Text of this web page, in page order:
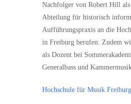
Nachfolger von Robert Hill als
Abteilung für historisch
Aufführungspraxis an die
in Freiburg berufen. Zudem
als Dozent bei
Generalbass und
Hochschule für Musik Freiburg